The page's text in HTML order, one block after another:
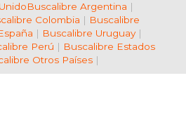
Buscalibre Argentina |
Colombia | Buscalibre
| Buscalibre Uruguay|
Perú | Buscalibre Estados
Otros Países|